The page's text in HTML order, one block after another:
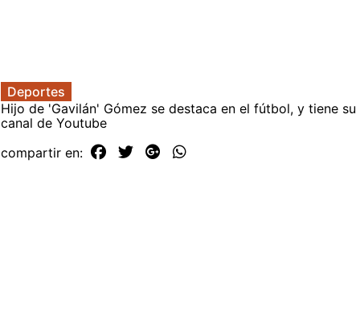
Deportes
Hijo de 'Gavilán' Gómez se destaca en el fútbol, y tiene su
canal de Youtube
compartir en: